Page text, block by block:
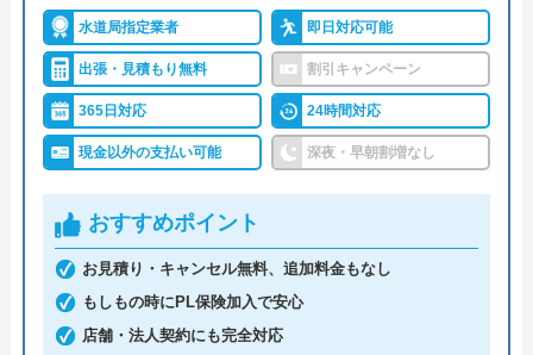
対応エリア 全国（一部地域を除く）
街角水道工事相談所は全国に対応しているトイレ修
理業者です。給水装置工事主任技術者の資格を保有
したスタッフが最短30分で駆けつけてくれ、しっか
りと修理を行なってくれます。
明瞭会計であるため、工事前の見積もり金額から増
5,800円～から対応してくれます。
支払い方法は現金以外にも銀行振込・クレジットカ
ード・コンビニ決済から選べるため緊急トラブル時
でも安心です。
出張費・見積もり料も無料で、24時間電話で相談を
水道局指定業者 即日対応可能
出張・見積もり無料 割引キャンペーン
365日対応 24時間対応
現金以外の支払い可能 深夜・早朝割増なし
おすすめポイント
お見積り・キャンセル無料、追加料金もなし
もしもの時にPL保険加入で安心
店舗・法人契約にも完全対応